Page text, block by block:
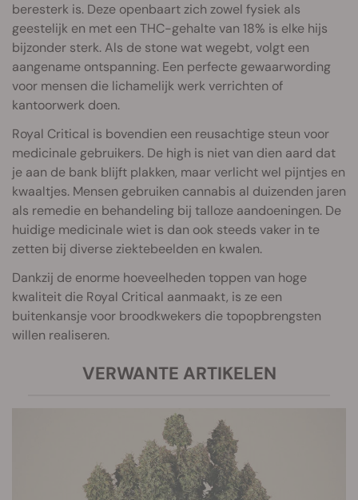
beresterk is. Deze openbaart zich zowel fysiek als
geestelijk en met een THC-gehalte van 18% is elke hijs
bijzonder sterk. Als de stone wat wegebt, volgt een
aangename ontspanning. Een perfecte gewaarwording
voor mensen die lichamelijk werk verrichten of
kantoorwerk doen.
Royal Critical is bovendien een reusachtige steun voor
medicinale gebruikers. De high is niet van dien aard dat
je aan de bank blijft plakken, maar verlicht wel pijntjes en
kwaaltjes. Mensen gebruiken cannabis al duizenden jaren
als remedie en behandeling bij talloze aandoeningen. De
huidige medicinale wiet is dan ook steeds vaker in te
zetten bij diverse ziektebeelden en kwalen.
Dankzij de enorme hoeveelheden toppen van hoge
kwaliteit die Royal Critical aanmaakt, is ze een
buitenkansje voor broodkwekers die topopbrengsten
willen realiseren.
VERWANTE ARTIKELEN